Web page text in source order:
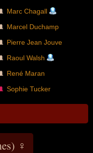
Marc Chagall
Marcel Duchamp
Pierre Jean Jouve
Raoul Walsh
René Maran
Sophie Tucker
♀